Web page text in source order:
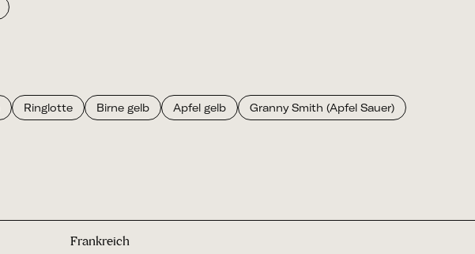
Ringlotte Birne gelb Apfel gelb
Granny Smith (Apfel Sauer)
Frankreich